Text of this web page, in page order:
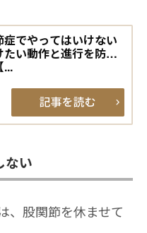
でやってはいけない
たい動作と進行を防ぐ
...
ない
、股関節を休ませて